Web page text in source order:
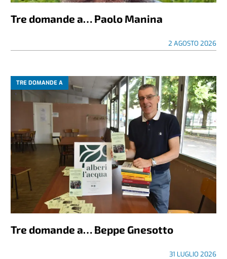
Tre domande a… Paolo Manina
2 AGOSTO 2026
TRE DOMANDE A
Tre domande a… Beppe Gnesotto
31 LUGLIO 2026